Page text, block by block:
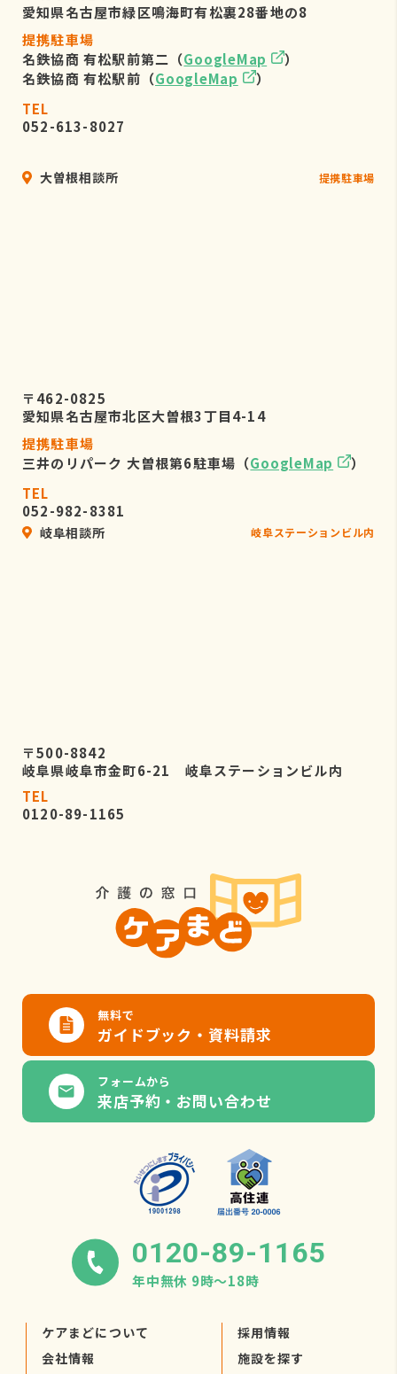
供されるか否かは、お客様のご判断に
よりますが、もしご提供されない場合
には、適切なサービスが提供できない
場合がありますので予めご了承くださ
愛知県名古屋市緑区鳴海町有松裏28番地の8
提携駐車場
名鉄協商 有松駅前第二（GoogleMap
）
名鉄協商 有松駅前（GoogleMap
）
TEL
052-613-8027
大曽根相談所 提携駐車場
〒462-0825
愛知県名古屋市北区大曽根3丁目4-14
提携駐車場
三井のリパーク 大曽根第6駐車場（GoogleMap
）
TEL
052-982-8381
岐阜相談所 岐阜ステーションビル内
〒500-8842
岐阜県岐阜市金町6-21 岐阜ステーションビル内
TEL
0120-89-1165
無料で
ガイドブック・資料請求
フォームから
来店予約・お問い合わせ
0120-89-1165
年中無休 9時〜18時
ケアまどについて
会社情報
採用情報
施設を探す